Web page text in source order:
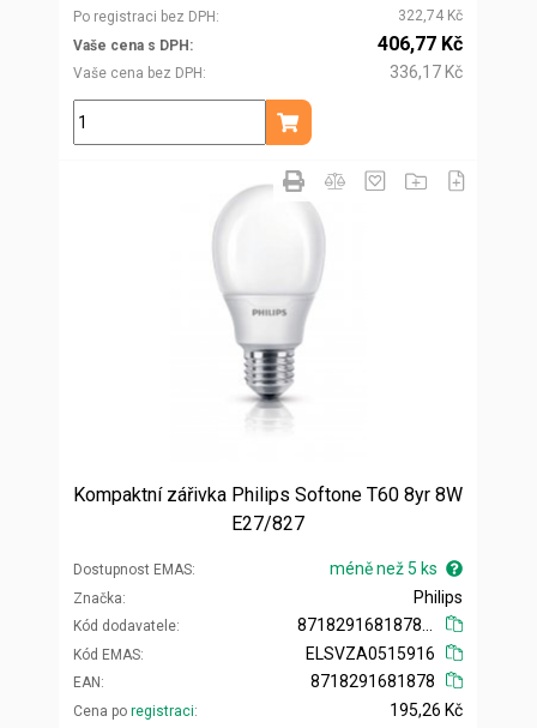
Po registraci bez DPH
322,74 Kč
Vaše cena s DPH
Vaše cena bez DPH
406,77 Kč
336,17 Kč
ks
Přidat do košíku
Kompaktní zářivka Philips Softone T60 8yr 8W
E27/827
Dostupnost EMAS méně než 5 ks
Značka
Kód dodavatele
Philips
Kód EMAS
EAN
ELSVZA0515916
8718291681878
Cena po registraci
195,26 Kč